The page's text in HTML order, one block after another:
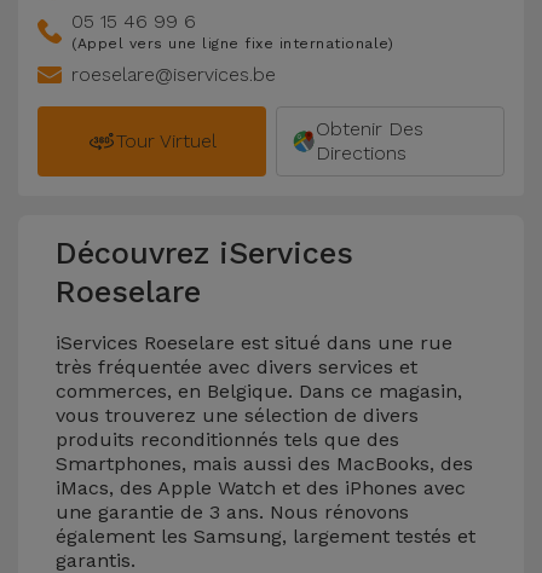
Kids
Voir
05 15 46 99 6
(Appel vers une ligne fixe internationale)
roeselare@iservices.be
Tour Virtuel
Obtenir Des
Directions
Découvrez iServices
Roeselare
iServices Roeselare est situé dans une rue
très fréquentée avec divers services et
commerces, en Belgique. Dans ce magasin,
vous trouverez une sélection de divers
produits reconditionnés tels que des
Smartphones, mais aussi des MacBooks, des
iMacs, des Apple Watch et des iPhones avec
une garantie de 3 ans. Nous rénovons
également les Samsung, largement testés et
garantis.